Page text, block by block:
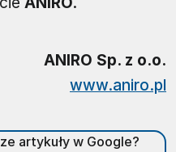
ANIRO Sp. z o.o.
www.aniro.pl
artykuły w Google?